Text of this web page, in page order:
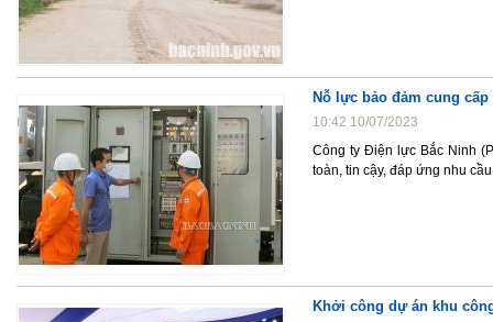
Nỗ lực bảo đảm cung cấp
10:42 10/07/2023
Công ty Điện lực Bắc Ninh
toàn, tin cậy, đáp ứng nhu
Khởi công dự án khu